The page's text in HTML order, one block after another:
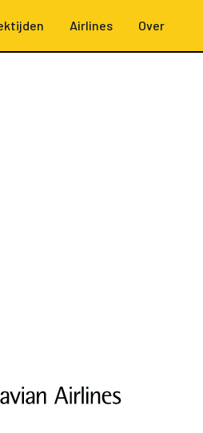
Airlines Over